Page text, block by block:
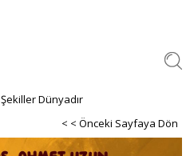
Şekiller Dünyadır
< < Önceki Sayfaya Dön